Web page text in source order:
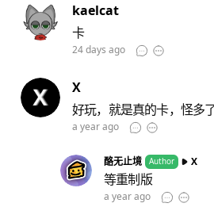
kaelcat
卡
24 days ago
X
好玩，就是真的卡，怪多
a year ago
酪无止境 Author X
等重制版
a year ago